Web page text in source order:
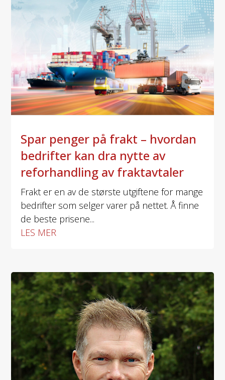
Spar penger på frakt – hvordan
bedrifter kan dra nytte av
reforhandling av fraktavtaler
Frakt er en av de største utgiftene for mange
bedrifter som selger varer på nettet. Å finne
de beste prisene...
LES MER